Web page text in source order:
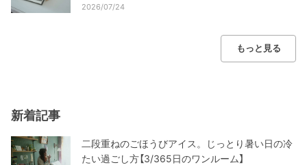
2026/07/24
もっと見る
新着記事
二段重ねのごほうびアイス。じっとり暑い日の冷
たい過ごし方【3/365日のワンルーム】